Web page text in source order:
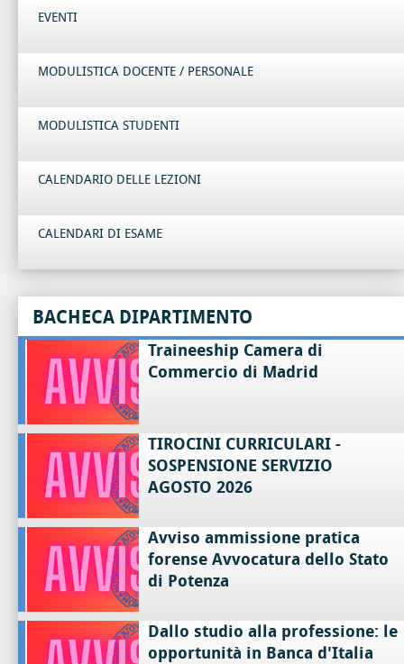
EVENTI
MODULISTICA DOCENTE / PERSONALE
MODULISTICA STUDENTI
CALENDARIO DELLE LEZIONI
CALENDARI DI ESAME
BACHECA DIPARTIMENTO
Traineeship Camera di
Commercio di Madrid
TIROCINI CURRICULARI -
SOSPENSIONE SERVIZIO
AGOSTO 2026
Avviso ammissione pratica
forense Avvocatura dello Stato
di Potenza
Dallo studio alla professione: le
opportunità in Banca d'Italia